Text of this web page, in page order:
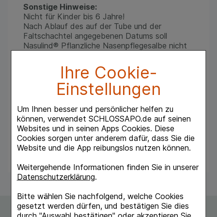
Ihre Cookie-
Einstellungen
Um Ihnen besser und persönlicher helfen zu
können, verwendet SCHLOSSAPO.de auf seinen
Websites und in seinen Apps Cookies. Diese
Cookies sorgen unter anderem dafür, dass Sie die
Website und die App reibungslos nutzen können.
Weitergehende Informationen finden Sie in unserer
Datenschutzerklärung.
Bitte wählen Sie nachfolgend, welche Cookies
gesetzt werden dürfen, und bestätigen Sie dies
Sonstige Hinweise:
Nicht für Kinder bis 6 Jahre!
Nach Ablauf des auf der Tube und der
Faltschachtel angegebenen Datums soll
Nasulind® Pflanzliche Nasenpflegesalbe nicht
Pflanzliche Nasenpflegesalbe
Pflanzliche Nasenpflegesalbe enthält
neben einer Salbengrundlage aus
feuchtigkeitsspendendem gereinigtem Honig
auch die wohltuenden ätherischen Öle aus
erfrischender Pfefferminze und aromatischem
Thymian.